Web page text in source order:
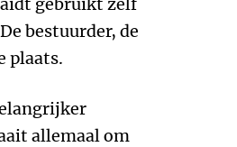
bestuurder, de
plaats.
allemaal om